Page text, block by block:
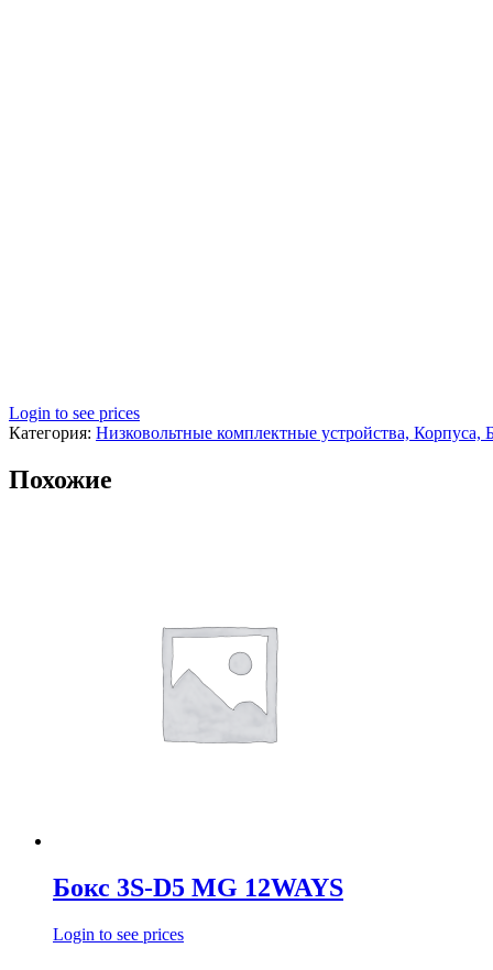
Login to see prices
Категория: Низковольтные комплектные устройства, Корпуса,
Похожие
Бокс 3S-D5 MG 12WAYS
Login to see prices